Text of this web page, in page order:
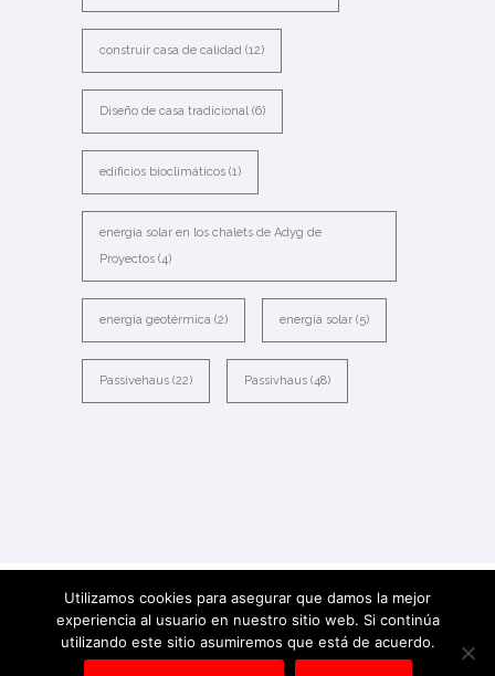
construir casa de calidad (12)
Diseño de casa tradicional (6)
edificios bioclimáticos (1)
energia solar en los chalets de Adyg de
Proyectos (4)
energía geotérmica (2) energía solar (5)
Passivehaus (22) Passivhaus (48)
2021 All Rights Reserved ADYG DE
PROYECTOS -Powered by La web
Utilizamos cookies para asegurar que damos la mejor
experiencia al usuario en nuestro sitio web. Si continúa
utilizando este sitio asumiremos que está de acuerdo.